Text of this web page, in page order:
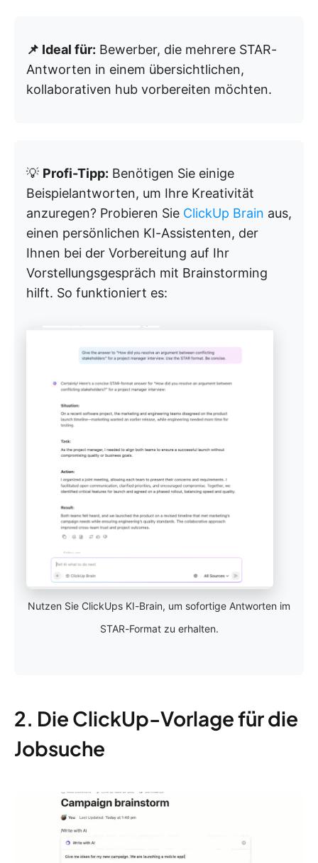
📌 Ideal für: Bewerber, die mehrere STAR-
Antworten in einem übersichtlichen,
kollaborativen hub vorbereiten möchten.
💡 Profi-Tipp: Benötigen Sie einige
Beispielantworten, um Ihre Kreativität
anzuregen? Probieren Sie ClickUp Brain aus,
einen persönlichen KI-Assistenten, der
Ihnen bei der Vorbereitung auf Ihr
Vorstellungsgespräch mit Brainstorming
hilft. So funktioniert es:
Nutzen Sie ClickUps KI-Brain, um sofortige Antworten im
STAR-Format zu erhalten.
2. Die ClickUp-Vorlage für die
Jobsuche